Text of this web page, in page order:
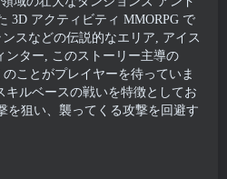
3D アクティビティ MMORPG で
スなどの伝説的なエリア, アイス
ンター, このストーリー主導の
ことがプレイヤーを待っていま
ルベースの戦いを特徴としてお
を狙い、襲ってくる攻撃を回避す